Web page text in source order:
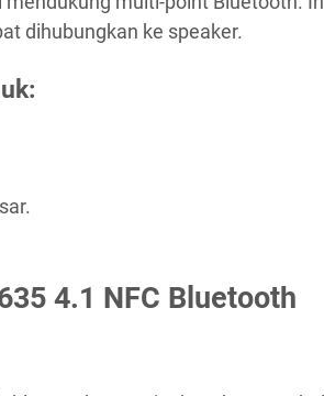
dihubungkan ke speaker.
4.1 NFC Bluetooth